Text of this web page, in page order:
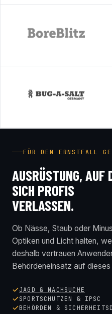
FÜR DEN ERNSTFALL
AUSRÜSTUNG, AUF
SICH PROFIS
VERLASSEN.
Ob Nässe, Staub oder
Optiken und Licht halten,
deshalb vertrauen
Behördeneinsatz auf dieses
JAGD & NACHSUCHE
SPORTSCHÜTZEN & IPSC
BEHÖRDEN &